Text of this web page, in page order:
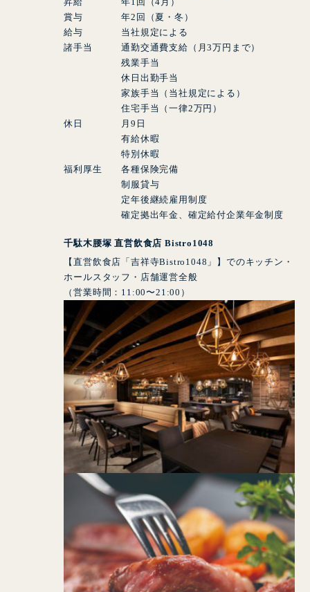
CLOSE
賞与 年2 回（夏・冬）
給与 当社規定による
諸手当 通勤交通費支給（月3万円まで）
残業手当
休日出勤手当
家族手当（当社規定による）
住宅手当（一律2万円）
休日 月 9 日
有給休暇
特別休暇
福利厚生 各種保険完備
制服貸与
定年後継続雇用制度
確定拠出年金、確定給付企業年金制度
千駄木腰塚 直営飲食店 Bistro1048
【直営飲食店「吉祥寺Bistro1048」】でのキッチン・
ホールスタッフ・店舗運営全般
（営業時間：11:00〜21:00）